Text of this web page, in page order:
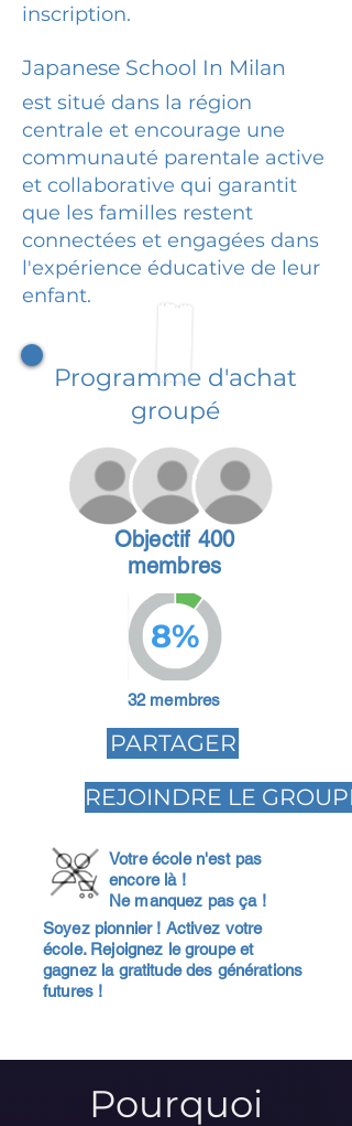
inscription.
Japanese School In Milan
est situé dans la région
centrale et encourage une
communauté parentale active
et collaborative qui garantit
que les familles restent
connectées et engagées dans
l'expérience éducative de leur
enfant.
Programme d'achat
groupé
Objectif 400
membres
8%
32 membres
PARTAGER
REJOINDRE LE GROUPE
Votre école n'est pas
encore là !
Ne manquez pas ça !
Soyez pionnier ! Activez votre
école. Rejoignez le groupe et
gagnez la gratitude des générations
futures !
Pourquoi